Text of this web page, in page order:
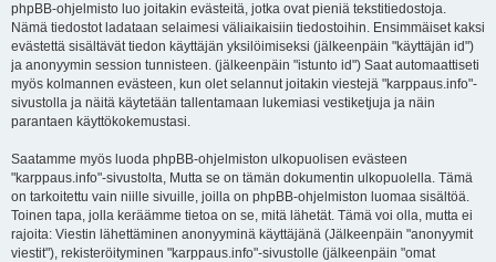
phpBB-ohjelmisto luo joitakin evästeitä, jotka ovat pieniä tekstitiedostoja.
Nämä tiedostot ladataan selaimesi väliaikaisiin tiedostoihin. Ensimmäiset kaksi
evästettä sisältävät tiedon käyttäjän yksilöimiseksi (jälkeenpäin "käyttäjän id")
ja anonyymin session tunnisteen. (jälkeenpäin "istunto id") Saat automaattiseti
myös kolmannen evästeen, kun olet selannut joitakin viestejä "karppaus.info"-
sivustolla ja näitä käytetään tallentamaan lukemiasi vestiketjuja ja näin
parantaen käyttökokemustasi.
Saatamme myös luoda phpBB-ohjelmiston ulkopuolisen evästeen
"karppaus.info"-sivustolta, Mutta se on tämän dokumentin ulkopuolella. Tämä
on tarkoitettu vain niille sivuille, joilla on phpBB-ohjelmiston luomaa sisältöä.
Toinen tapa, jolla keräämme tietoa on se, mitä lähetät. Tämä voi olla, mutta ei
rajoita: Viestin lähettäminen anonyyminä käyttäjänä (Jälkeenpäin "anonyymit
viestit"), rekisteröityminen "karppaus.info"-sivustolle (jälkeenpäin "omat